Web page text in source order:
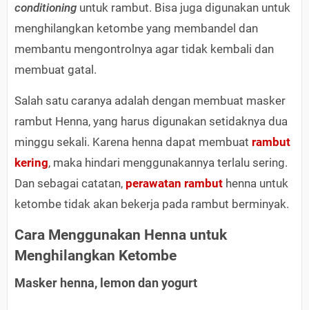
conditioning untuk rambut. Bisa juga digunakan untuk
menghilangkan ketombe yang membandel dan
membantu mengontrolnya agar tidak kembali dan
membuat gatal.
Salah satu caranya adalah dengan membuat masker
rambut Henna, yang harus digunakan setidaknya dua
minggu sekali. Karena henna dapat membuat rambut
kering, maka hindari menggunakannya terlalu sering.
Dan sebagai catatan, perawatan rambut henna untuk
ketombe tidak akan bekerja pada rambut berminyak.
Cara Menggunakan Henna untuk
Menghilangkan Ketombe
Masker henna, lemon dan yogurt